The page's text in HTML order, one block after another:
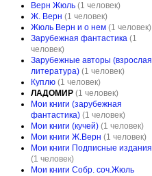
Верн Жюль (1 человек)
Ж. Верн (1 человек)
Жюль Верн и о нем (1 человек)
Зарубежная фантастика (1
человек)
Зарубежные авторы (взрослая
литература) (1 человек)
Куплю (1 человек)
ЛАДОМИР (1 человек)
Мои книги (зарубежная
фантастика) (1 человек)
Мои книги (кучей) (1 человек)
Мои книги Ж.Верн (1 человек)
Мои книги Подписные издания
(1 человек)
Мои книги Собр. соч.Жюль